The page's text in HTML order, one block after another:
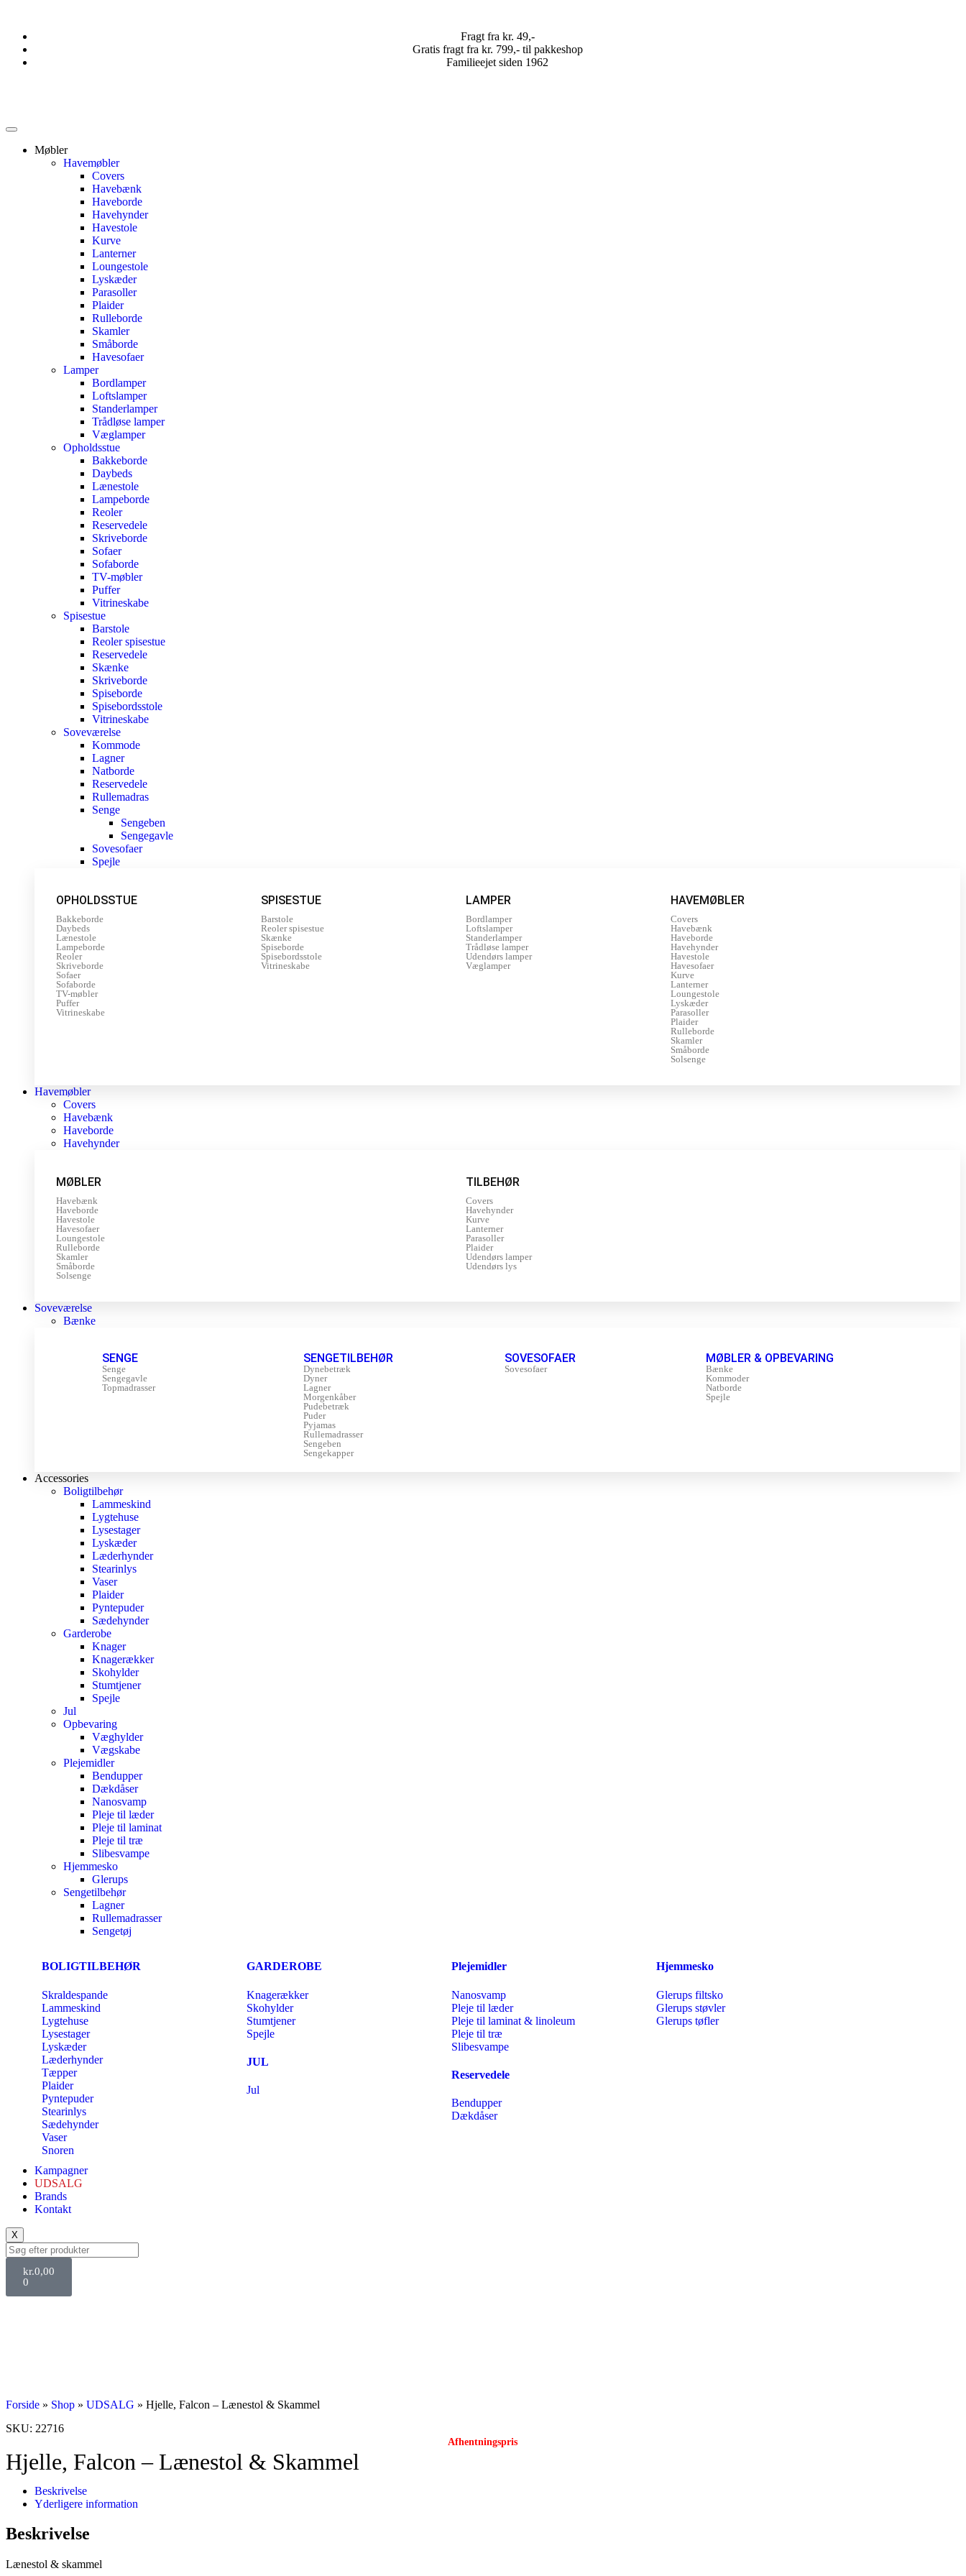
Fragt fra kr. 49,-
Gratis fragt fra kr. 799,- til pakkeshop
Familieejet siden 1962
Møbler
Havemøbler
Covers
Havebænk
Haveborde
Havehynder
Havestole
Kurve
Lanterner
Loungestole
Lyskæder
Parasoller
Plaider
Rulleborde
Skamler
Småborde
Havesofaer
Lamper
Bordlamper
Loftslamper
Standerlamper
Trådløse lamper
Væglamper
Opholdsstue
Bakkeborde
Daybeds
Lænestole
Lampeborde
Reoler
Reservedele
Skriveborde
Sofaer
Sofaborde
TV-møbler
Puffer
Vitrineskabe
Spisestue
Barstole
Reoler spisestue
Reservedele
Skænke
Skriveborde
Spiseborde
Spisebordsstole
Vitrineskabe
Soveværelse
Kommode
Lagner
Natborde
Reservedele
Rullemadras
Senge
Sengeben
Sengegavle
Sovesofaer
Spejle
OPHOLDSSTUE
Bakkeborde
Daybeds
Lænestole
Lampeborde
Reoler
Skriveborde
Sofaer
Sofaborde
TV-møbler
Puffer
Vitrineskabe
SPISESTUE
Barstole
Reoler spisestue
Skænke
Spiseborde
Spisebordsstole
Vitrineskabe
LAMPER
Bordlamper
Loftslamper
Standerlamper
Trådløse lamper
Udendørs lamper
Væglamper
HAVEMØBLER
Covers
Havebænk
Haveborde
Havehynder
Havestole
Havesofaer
Kurve
Lanterner
Loungestole
Lyskæder
Parasoller
Plaider
Rulleborde
Skamler
Småborde
Solsenge
Havemøbler
Covers
Havebænk
Haveborde
Havehynder
MØBLER
Havebænk
Haveborde
Havestole
Havesofaer
Loungestole
Rulleborde
Skamler
Småborde
Solsenge
TILBEHØR
Covers
Havehynder
Kurve
Lanterner
Parasoller
Plaider
Udendørs lamper
Udendørs lys
Soveværelse
Bænke
SENGE
Senge
Sengegavle
Topmadrasser
SENGETILBEHØR
Dynebetræk
Dyner
Lagner
Morgenkåber
Pudebetræk
Puder
Pyjamas
Rullemadrasser
Sengeben
Sengekapper
SOVESOFAER
Sovesofaer
MØBLER & OPBEVARING
Bænke
Kommoder
Natborde
Spejle
Accessories
Boligtilbehør
Lammeskind
Lygtehuse
Lysestager
Lyskæder
Læderhynder
Stearinlys
Vaser
Plaider
Pyntepuder
Sædehynder
Garderobe
Knager
Knagerækker
Skohylder
Stumtjener
Spejle
Jul
Opbevaring
Væghylder
Vægskabe
Plejemidler
Bendupper
Dækdåser
Nanosvamp
Pleje til læder
Pleje til laminat
Pleje til træ
Slibesvampe
Hjemmesko
Glerups
Sengetilbehør
Lagner
Rullemadrasser
Sengetøj
BOLIGTILBEHØR
Skraldespande
Lammeskind
Lygtehuse
Lysestager
Lyskæder
Læderhynder
Tæpper
Plaider
Pyntepuder
Stearinlys
Sædehynder
Vaser
Snoren
GARDEROBE
Knagerækker
Skohylder
Stumtjener
Spejle
JUL
Jul
Plejemidler
Nanosvamp
Pleje til læder
Pleje til laminat & linoleum
Pleje til træ
Slibesvampe
Reservedele
Bendupper
Dækdåser
Hjemmesko
Glerups filtsko
Glerups støvler
Glerups tøfler
Kampagner
UDSALG
Brands
Kontakt
X
kr.0,00
0
Forside » Shop » UDSALG » Hjelle, Falcon – Lænestol & Skammel
SKU: 22716
Afhentningspris
Hjelle, Falcon – Lænestol & Skammel
Beskrivelse
Yderligere information
Beskrivelse
Lænestol & skammel